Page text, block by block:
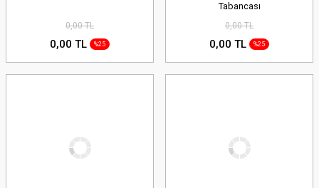
0,00 TL
0,00 TL %25
Tabancası
0,00 TL
0,00 TL %25